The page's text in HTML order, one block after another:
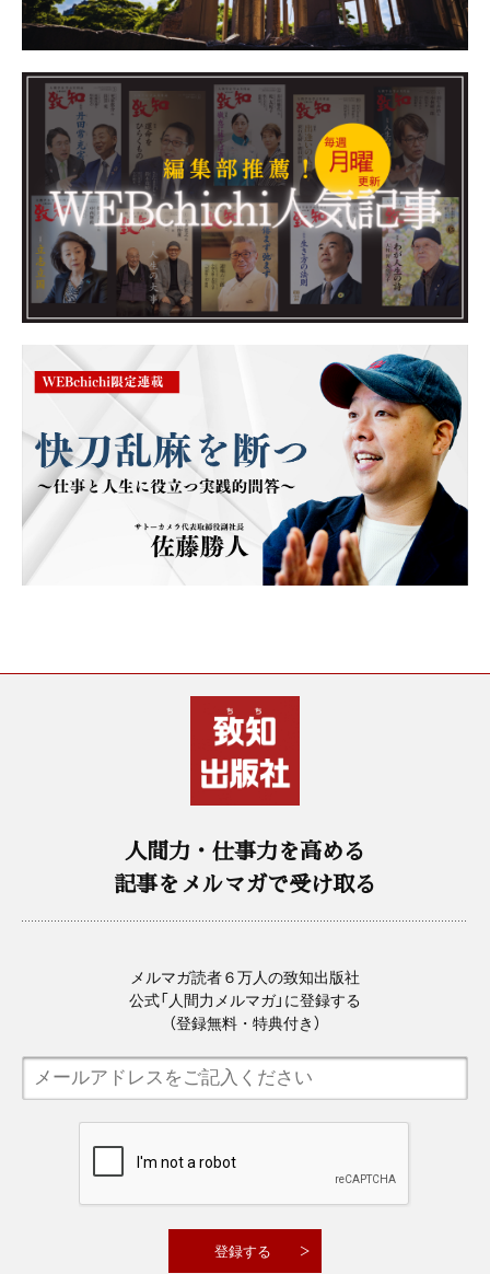
人間力・仕事力を高める
記事をメルマガで受け取る
メルマガ読者６万人の致知出版社
公式「人間力メルマガ」に登録する
（登録無料・特典付き）